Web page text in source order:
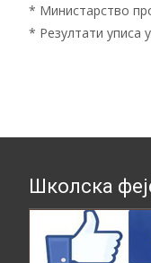
* Министарство
* Резултати уписа
Школска